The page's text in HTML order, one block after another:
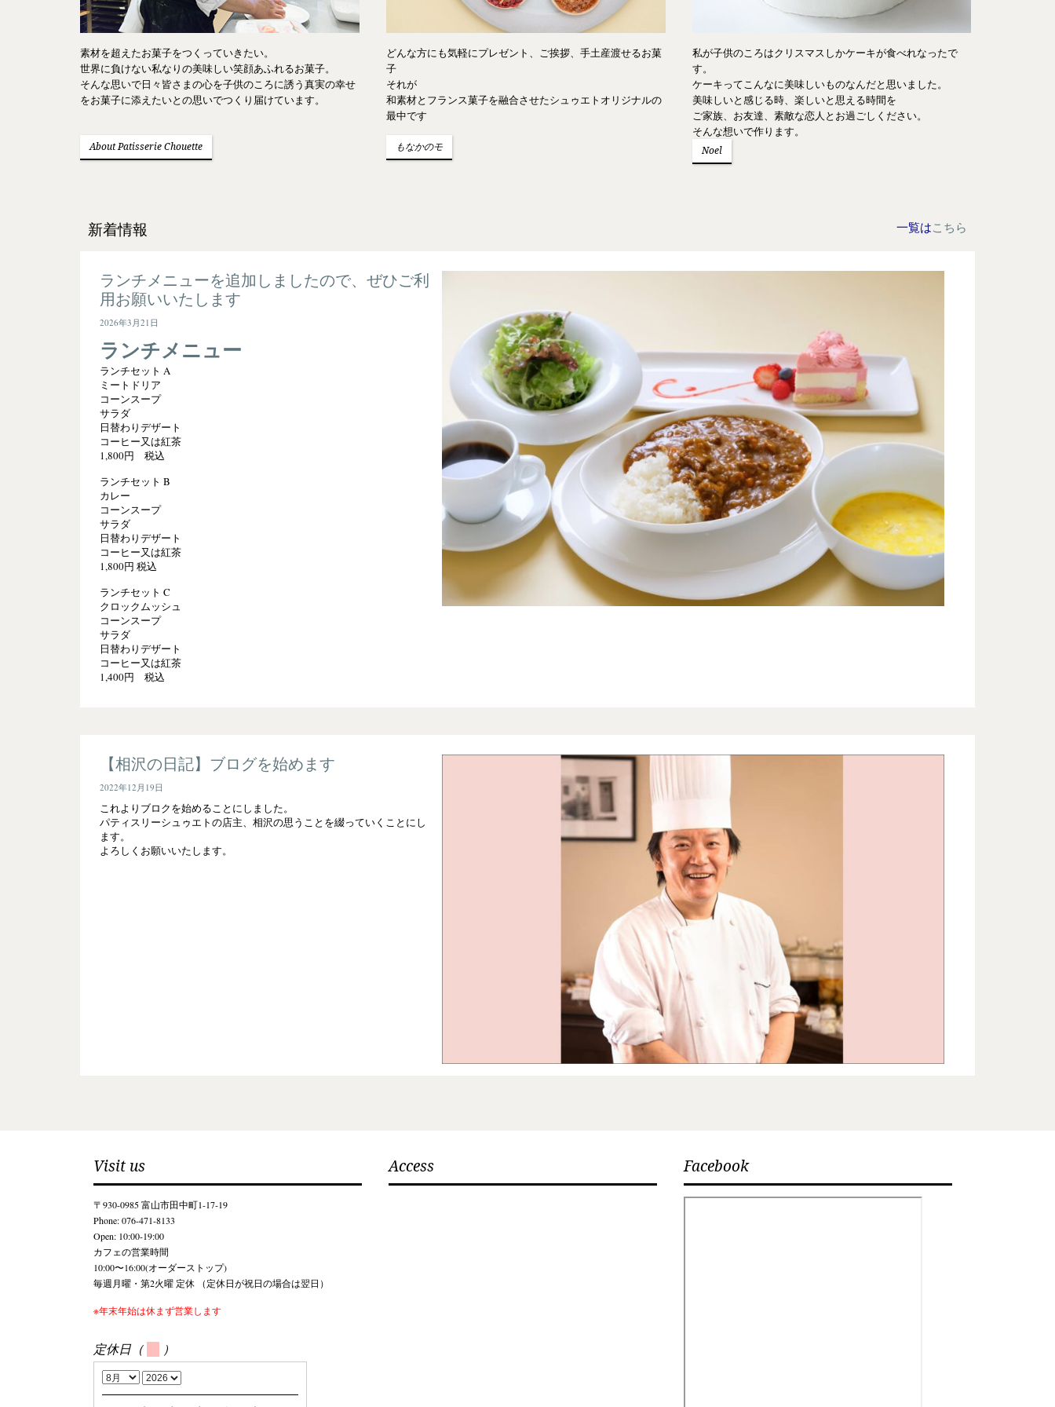
素材を超えたお菓子をつくっていきたい。
世界に負けない私なりの美味しい笑顔あふれるお菓子。
そんな思いで日々皆さまの心を子供のころに誘う真実の幸せ
をお菓子に添えたいとの思いでつくり届けています。
About Patisserie Chouette
どんな方にも気軽にプレゼント、ご挨拶、手土産渡せるお菓
子
それが
和素材とフランス菓子を融合させたシュゥエトオリジナルの
最中です
もなかのモ
私が子供のころはクリスマスしかケーキが食べれなったで
す。
ケーキってこんなに美味しいものなんだと思いました。
美味しいと感じる時、楽しいと思える時間を
ご家族、お友達、素敵な恋人とお過ごしください。
そんな想いで作ります。
Noel
新着情報 一覧はこちら
ランチメニューを追加しましたので、ぜひご利
用お願いいたします
2026年3月21日
ランチメニュー
ランチセット A
ミートドリア
コーンスープ
サラダ
日替わりデザート
コーヒー又は紅茶
1,800円 税込
ランチセット B
カレー
コーンスープ
サラダ
日替わりデザート
コーヒー又は紅茶
1,800円 税込
ランチセット C
クロックムッシュ
コーンスープ
サラダ
日替わりデザート
コーヒー又は紅茶
1,400円 税込
【相沢の日記】ブログを始めます
2022年12月19日
これよりブロクを始めることにしました。
パティスリーシュゥエトの店主、相沢の思うことを綴っていくことにし
ます。
よろしくお願いいたします。
Visit us
〒930-0985 富山市田中町1-17-19
Phone: 076-471-8133
Open: 10:00-19:00
カフェの営業時間
10:00〜16:00(オーダーストップ)
毎週月曜・第2火曜 定休 （定休日が祝日の場合は翌日）
※年末年始は休まず営業します
定休日（ ）
Access Facebook